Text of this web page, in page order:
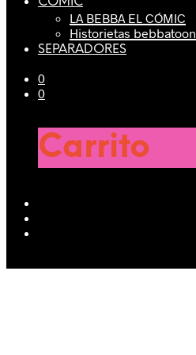
LA BEBBA EL CÓMIC
Historietas bebbatoon
SEPARADORES
0
0
Carrito